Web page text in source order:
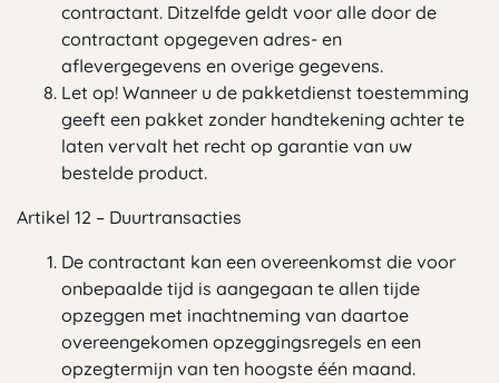
contractant. Ditzelfde geldt voor alle door de
contractant opgegeven adres- en
aflevergegevens en overige gegevens.
Let op! Wanneer u de pakketdienst toestemming
geeft een pakket zonder handtekening achter te
laten vervalt het recht op garantie van uw
bestelde product.
Artikel 12 – Duurtransacties
De contractant kan een overeenkomst die voor
onbepaalde tijd is aangegaan te allen tijde
opzeggen met inachtneming van daartoe
overeengekomen opzeggingsregels en een
opzegtermijn van ten hoogste één maand.